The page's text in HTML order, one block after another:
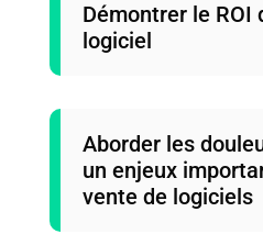
Démontrer le ROI
logiciel
Aborder les
un enjeux
vente de logiciels